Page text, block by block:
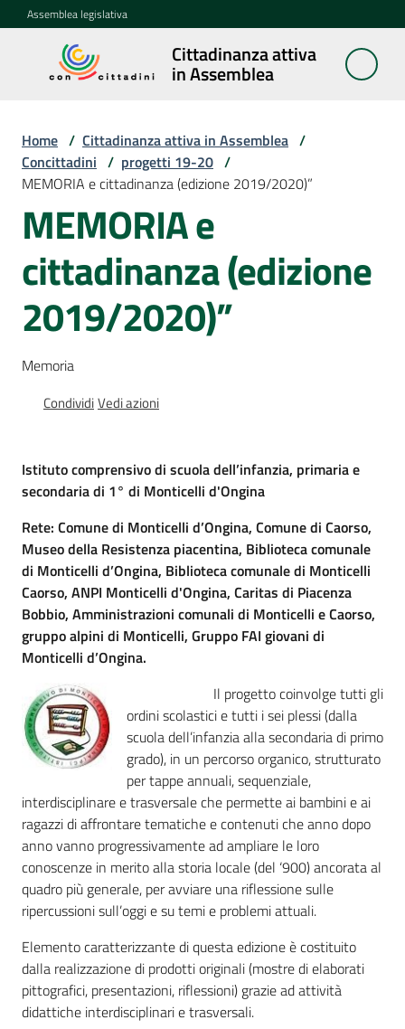
Vai al contenuto
Vai alla navigazione
Vai al footer
Assemblea legislativa
Cittadinanza attiva
in Assemblea
Cittadinanza
attiva in
Concittadini
Porte
aperte
in
itineranti
memoria
Seguici
su
Assemblea
legislativa
Assemblea
Attività
Argomenti
Per i media
Home / Cittadinanza attiva in Assemblea /
Concittadini / progetti 19-20 /
MEMORIA e cittadinanza (edizione 2019/2020)”
MEMORIA e
cittadinanza (edizione
2019/2020)”
Memoria
CondividiVedi azioni
Istituto comprensivo di scuola dell’infanzia, primaria e
secondaria di 1° di Monticelli d'Ongina
Rete: Comune di Monticelli d’Ongina, Comune di Caorso,
Museo della Resistenza piacentina, Biblioteca comunale
di Monticelli d’Ongina, Biblioteca comunale di Monticelli
Caorso, ANPI Monticelli d'Ongina, Caritas di Piacenza
Bobbio, Amministrazioni comunali di Monticelli e Caorso,
gruppo alpini di Monticelli, Gruppo FAI giovani di
Monticelli d’Ongina.
Il progetto coinvolge tutti gli
ordini scolastici e tutti i sei plessi (dalla
scuola dell’infanzia alla secondaria di primo
grado), in un percorso organico, strutturato
per tappe annuali, sequenziale,
interdisciplinare e trasversale che permette ai bambini e ai
ragazzi di affrontare tematiche e contenuti che anno dopo
anno vanno progressivamente ad ampliare le loro
conoscenze in merito alla storia locale (del ‘900) ancorata al
quadro più generale, per avviare una riflessione sulle
ripercussioni sull’oggi e su temi e problemi attuali.
Elemento caratterizzante di questa edizione è costituito
dalla realizzazione di prodotti originali (mostre di elaborati
pittografici, presentazioni, riflessioni) grazie ad attività
didattiche interdisciplinari e trasversali.